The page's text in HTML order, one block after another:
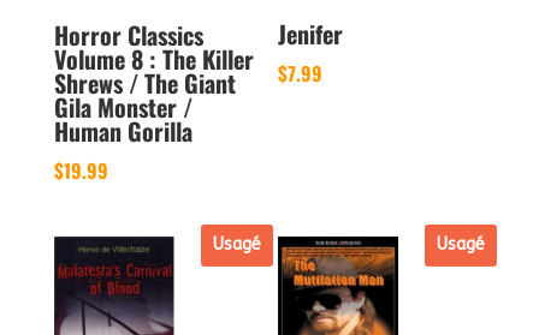
Horror Classics
Volume 8 : The Killer
Shrews / The Giant
Gila Monster /
Human Gorilla
$19.99
Jenifer
$7.99
Usagé Usagé